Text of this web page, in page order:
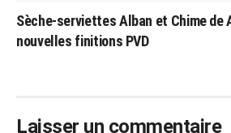
Sèche-serviettes Alban et Chime de
nouvelles finitions PVD
Laisser un commentaire